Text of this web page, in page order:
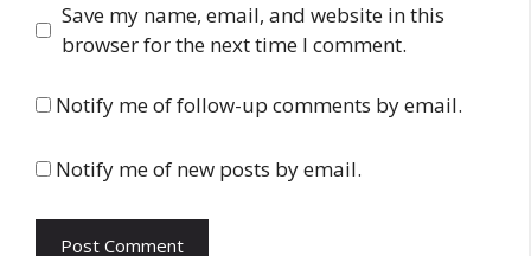
Save my name, email, and website in this
browser for the next time I comment.
Notify me of follow-up comments by email.
Notify me of new posts by email.